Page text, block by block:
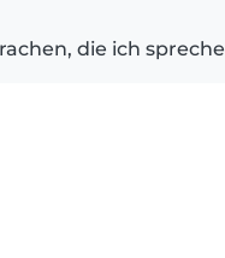
die ich spreche